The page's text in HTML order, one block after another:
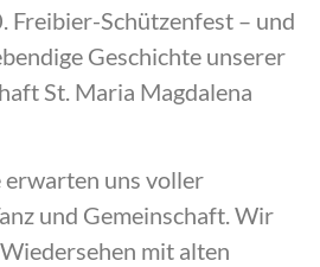
Freibier-Schützenfest – und
Geschichte unserer
St. Maria Magdalena
erwarten uns voller
und Gemeinschaft. Wir
mit alten